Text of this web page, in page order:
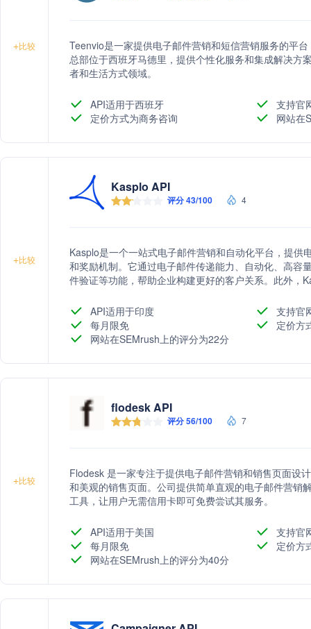
+比较
Teenvio是一家提供电子邮件营销和短信营销服务的平
总部位于西班牙马德里，提供个性化服务和集成解决方
者和生活方式领域。
API适用于西班牙
支持官
定价方式为商务咨询
网站在
+比较
Kasplo API
评分 43/100 4
Kasplo是一个一站式电子邮件营销和自动化平台，提供
和奖励机制。它通过电子邮件传递能力、自动化、高容
件验证等功能，帮助企业构建更好的客户关系。此外，
API适用于印度
支持官
每月限免
定价方
网站在SEMrush上的评分为22分
+比较
flodesk API
评分 56/100 7
Flodesk 是一家专注于提供电子邮件营销和销售页面设
和美观的销售页面。公司提供简单直观的电子邮件营销
工具，让用户无需信用卡即可免费尝试其服务。
API适用于美国
支持官
每月限免
定价方
网站在SEMrush上的评分为40分